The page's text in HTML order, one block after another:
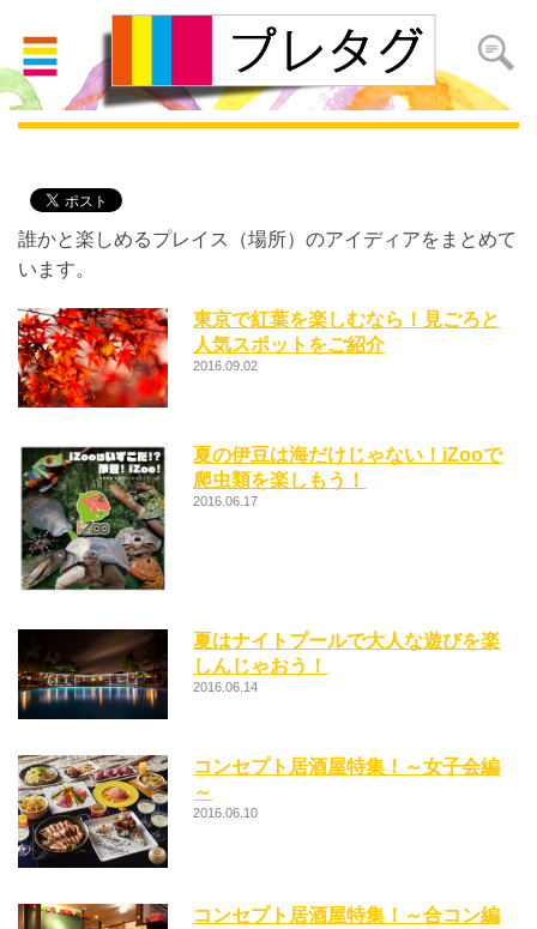
プレイス
誰かと楽しめるプレイス（場所）のアイディアをまとめて
います。
東京で紅葉を楽しむなら！見ごろと
人気スポットをご紹介
2016.09.02
夏の伊豆は海だけじゃない！iZooで
爬虫類を楽しもう！
2016.06.17
夏はナイトプールで大人な遊びを楽
しんじゃおう！
2016.06.14
コンセプト居酒屋特集！～女子会編
～
2016.06.10
コンセプト居酒屋特集！～合コン編